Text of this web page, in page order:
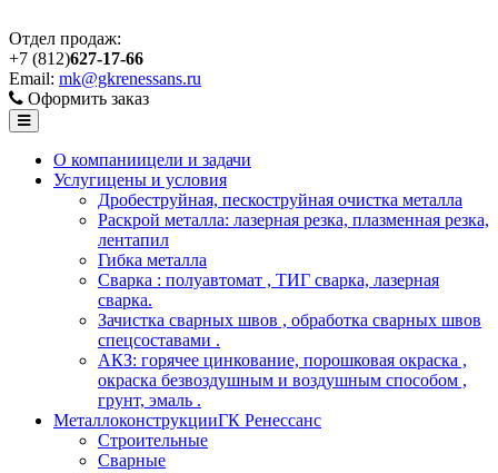
Отдел продаж:
+7 (812)627-17-66
Email: mk@gkrenessans.ru
Оформить заказ
О компаниицели и задачи
Услугицены и условия
Дробеструйная, пескоструйная очистка металла
Раскрой металла: лазерная резка, плазменная резка,
лентапил
Гибка металла
Сварка : полуавтомат , ТИГ сварка, лазерная
сварка.
Зачистка сварных швов , обработка сварных швов
спецсоставами .
АКЗ: горячее цинкование, порошковая окраска ,
окраска безвоздушным и воздушным способом ,
грунт, эмаль .
МеталлоконструкцииГК Ренессанс
Строительные
Сварные